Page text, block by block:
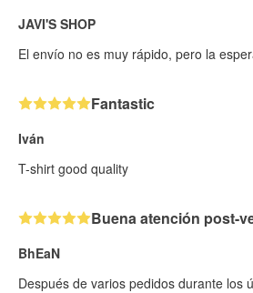
JAVI'S SHOP
El envío no es muy rápido, pero la
Fantastic
Iván
T-shirt good quality
Buena atención post-
BhEaN
Después de varios pedidos durante los